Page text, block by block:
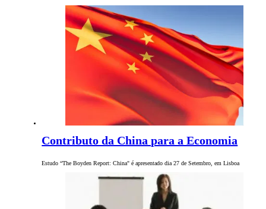
Contributo da China para a Economia
Estudo “The Boyden Report: China" é apresentado dia 27 de Setembro, em Lisboa